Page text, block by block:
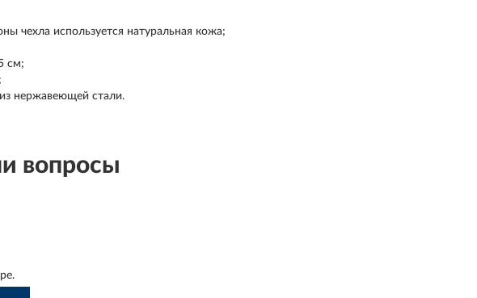
чехла используется натуральная кожа;
см;
нержавеющей стали.
вопросы